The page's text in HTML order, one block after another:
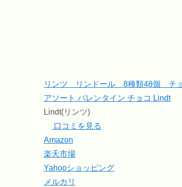
リンツ リンドール 8種類48個 チョ
アソート バレンタイン チョコ Lindt
Lindt(リンツ)
口コミを見る
Amazon
楽天市場
Yahooショッピング
メルカリ